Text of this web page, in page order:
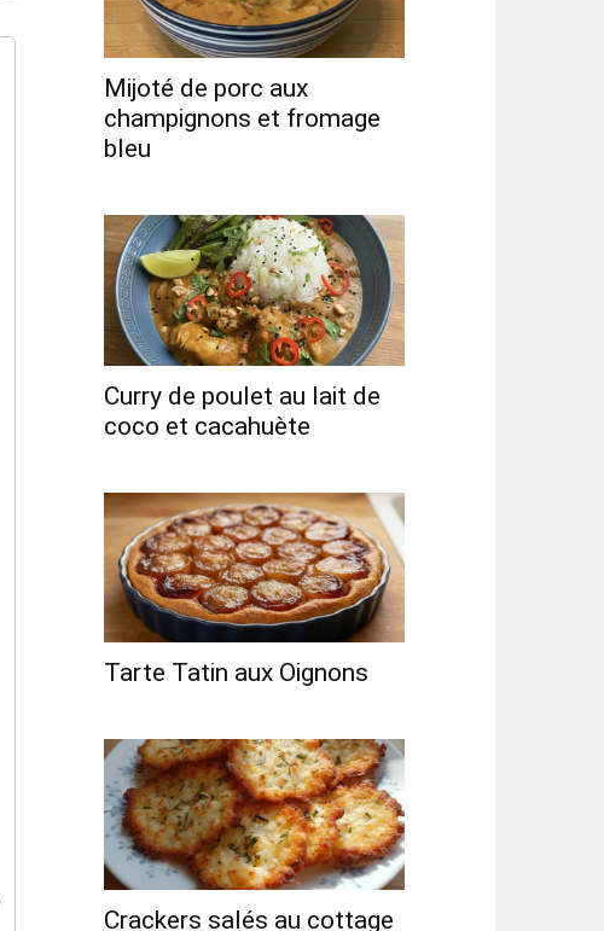
Mijoté de porc aux
champignons et fromage
bleu
Curry de poulet au lait de
coco et cacahuète
Tarte Tatin aux Oignons
Crackers salés au cottage